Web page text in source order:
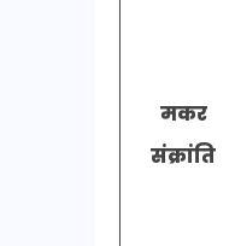
मकर
संक्रांति